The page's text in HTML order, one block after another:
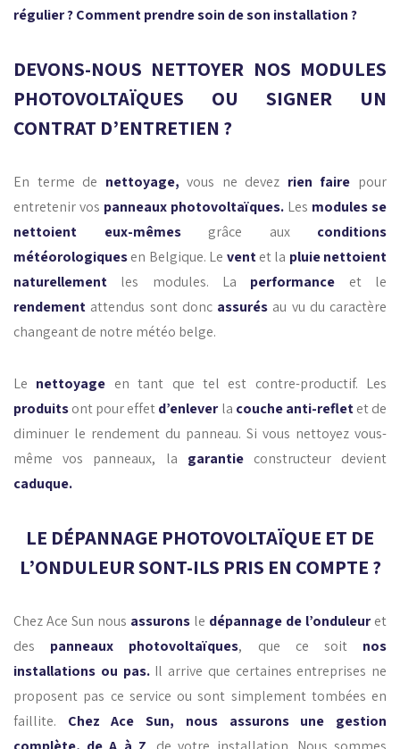
régulier ? Comment prendre soin de son installation ?
DEVONS-NOUS NETTOYER NOS MODULES
PHOTOVOLTAÏQUES OU SIGNER UN
CONTRAT D’ENTRETIEN ?
En terme de nettoyage, vous ne devez rien faire pour
entretenir vos panneaux photovoltaïques. Les modules se
nettoient eux-mêmesgrâce aux conditions
météorologiquesen Belgique. Le ventet la pluie nettoient
naturellement les modules. La performance et le
rendement attendus sont donc assurés au vu du caractère
changeant de notre météo belge.
Le nettoyage en tant que tel est contre-productif. Les
produitsont pour effetd’enleverla couche anti-refletet de
diminuer le rendement du panneau. Si vous nettoyez vous-
même vos panneaux, la garantieconstructeur devient
caduque.
LE DÉPANNAGE PHOTOVOLTAÏQUE ET DE
L’ONDULEUR SONT-ILS PRIS EN COMPTE ?
Chez Ace Sun nous assurons le dépannage de l’onduleur et
des panneaux photovoltaïques, que ce soit nos
installations ou pas.Il arrive que certaines entreprises ne
proposent pas ce service ou sont simplement tombées en
faillite. Chez Ace Sun, nous assurons une gestion